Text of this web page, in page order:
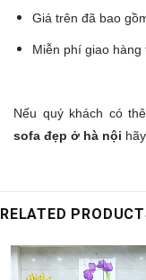
Giá trên đã bao
Miễn phí giao
Nếu quý khách có
sofa đẹp ở hà nội
RELATED